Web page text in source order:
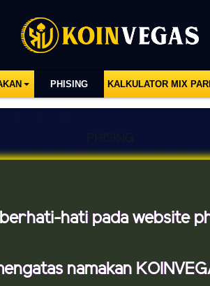
PHISING KALKULATOR MIX
hati pada website
namakan